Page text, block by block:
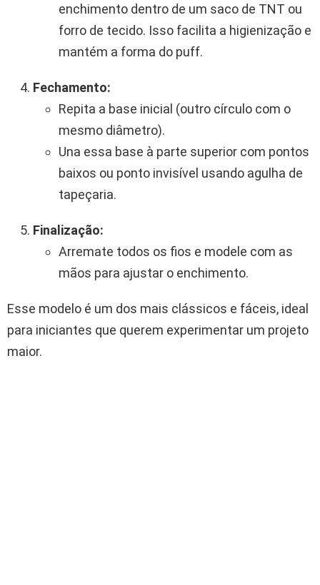
enchimento dentro de um saco de TNT ou
forro de tecido. Isso facilita a higienização e
mantém a forma do puff.
Fechamento:
Repita a base inicial (outro círculo com o
mesmo diâmetro).
Una essa base à parte superior com pontos
baixos ou ponto invisível usando agulha de
tapeçaria.
Finalização:
Arremate todos os fios e modele com as
mãos para ajustar o enchimento.
Esse modelo é um dos mais clássicos e fáceis, ideal
para iniciantes que querem experimentar um projeto
maior.